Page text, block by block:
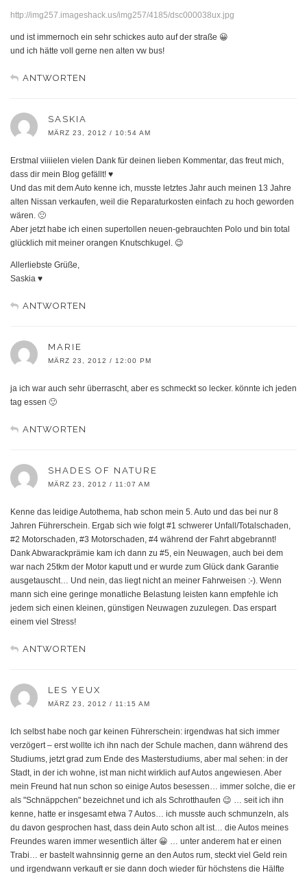
http://img257.imageshack.us/img257/4185/dsc000038ux.jpg
und ist immernoch ein sehr schickes auto auf der straße 😀
und ich hätte voll gerne nen alten vw bus!
ANTWORTEN
SASKIA
MÄRZ 23, 2012 / 10:54 AM
Erstmal viiiielen vielen Dank für deinen lieben Kommentar, das freut mich,
dass dir mein Blog gefällt! ♥
Und das mit dem Auto kenne ich, musste letztes Jahr auch meinen 13 Jahre
alten Nissan verkaufen, weil die Reparaturkosten einfach zu hoch geworden
wären. 🙁
Aber jetzt habe ich einen supertollen neuen-gebrauchten Polo und bin total
glücklich mit meiner orangen Knutschkugel. 😉
Allerliebste Grüße,
Saskia ♥
ANTWORTEN
MARIE
MÄRZ 23, 2012 / 12:00 PM
ja ich war auch sehr überrascht, aber es schmeckt so lecker. könnte ich jeden
tag essen 🙂
ANTWORTEN
SHADES OF NATURE
MÄRZ 23, 2012 / 11:07 AM
Kenne das leidige Autothema, hab schon mein 5. Auto und das bei nur 8
Jahren Führerschein. Ergab sich wie folgt #1 schwerer Unfall/Totalschaden,
#2 Motorschaden, #3 Motorschaden, #4 während der Fahrt abgebrannt!
Dank Abwarackprämie kam ich dann zu #5, ein Neuwagen, auch bei dem
war nach 25tkm der Motor kaputt und er wurde zum Glück dank Garantie
ausgetauscht… Und nein, das liegt nicht an meiner Fahrweisen :-). Wenn
mann sich eine geringe monatliche Belastung leisten kann empfehle ich
jedem sich einen kleinen, günstigen Neuwagen zuzulegen. Das erspart
einem viel Stress!
ANTWORTEN
LES YEUX
MÄRZ 23, 2012 / 11:15 AM
Ich selbst habe noch gar keinen Führerschein: irgendwas hat sich immer
verzögert – erst wollte ich ihn nach der Schule machen, dann während des
Studiums, jetzt grad zum Ende des Masterstudiums, aber mal sehen: in der
Stadt, in der ich wohne, ist man nicht wirklich auf Autos angewiesen. Aber
mein Freund hat nun schon so einige Autos besessen… immer solche, die er
als "Schnäppchen" bezeichnet und ich als Schrotthaufen 😉 … seit ich ihn
kenne, hatte er insgesamt etwa 7 Autos… ich musste auch schmunzeln, als
du davon gesprochen hast, dass dein Auto schon alt ist… die Autos meines
Freundes waren immer wesentlich älter 😀 … unter anderem hat er einen
Trabi… er bastelt wahnsinnig gerne an den Autos rum, steckt viel Geld rein
und irgendwann verkauft er sie dann doch wieder für höchstens die Hälfte